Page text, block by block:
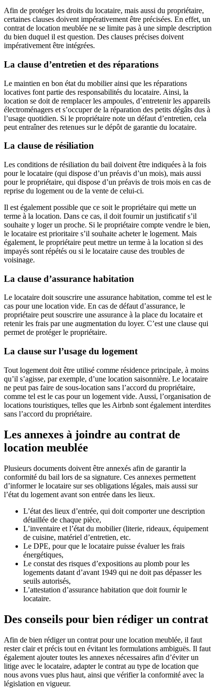
Afin de protéger les droits du locataire, mais aussi du propriétaire,
certaines clauses doivent impérativement être précisées. En effet, un
contrat de location meublée ne se limite pas à une simple description
du bien duquel il est question. Des clauses précises doivent
impérativement être intégrées.
La clause d’entretien et des réparations
Le maintien en bon état du mobilier ainsi que les réparations
locatives font partie des responsabilités du locataire. Ainsi, la
location se doit de remplacer les ampoules, d’entretenir les appareils
électroménagers et s’occuper de la réparation des petits dégâts dus à
l’usage quotidien. Si le propriétaire note un défaut d’entretien, cela
peut entraîner des retenues sur le dépôt de garantie du locataire.
La clause de résiliation
Les conditions de résiliation du bail doivent être indiquées à la fois
pour le locataire (qui dispose d’un préavis d’un mois), mais aussi
pour le propriétaire, qui dispose d’un préavis de trois mois en cas de
reprise du logement ou de la vente de celui-ci.
Il est également possible que ce soit le propriétaire qui mette un
terme à la location. Dans ce cas, il doit fournir un justificatif s’il
souhaite y loger un proche. Si le propriétaire compte vendre le bien,
le locataire est prioritaire s’il souhaite acheter le logement. Mais
également, le propriétaire peut mettre un terme à la location si des
impayés sont répétés ou si le locataire cause des troubles de
voisinage.
La clause d’assurance habitation
Le locataire doit souscrire une assurance habitation, comme tel est le
cas pour une location vide. En cas de défaut d’assurance, le
propriétaire peut souscrire une assurance à la place du locataire et
retenir les frais par une augmentation du loyer. C’est une clause qui
permet de protéger le propriétaire.
La clause sur l’usage du logement
Tout logement doit être utilisé comme résidence principale, à moins
qu’il s’agisse, par exemple, d’une location saisonnière. Le locataire
ne peut pas faire de sous-location sans l’accord du propriétaire,
comme tel est le cas pour un logement vide. Aussi, l’organisation de
locations touristiques, telles que les Airbnb sont également interdites
sans l’accord du propriétaire.
Les annexes à joindre au contrat de
location meublée
Plusieurs documents doivent être annexés afin de garantir la
conformité du bail lors de sa signature. Ces annexes permettent
d’informer le locataire sur ses obligations légales, mais aussi sur
l’état du logement avant son entrée dans les lieux.
L’état des lieux d’entrée, qui doit comporter une description
détaillée de chaque pièce,
L’inventaire et l’état du mobilier (literie, rideaux, équipement
de cuisine, matériel d’entretien, etc.
Le DPE, pour que le locataire puisse évaluer les frais
énergétiques,
Le constat des risques d’expositions au plomb pour les
logements datant d’avant 1949 qui ne doit pas dépasser les
seuils autorisés,
L’attestation d’assurance habitation que doit fournir le
locataire.
Des conseils pour bien rédiger un contrat
Afin de bien rédiger un contrat pour une location meublée, il faut
rester clair et précis tout en évitant les formulations ambiguës. Il faut
également ajouter toutes les annexes nécessaires afin d’éviter un
litige avec le locataire, adapter le contrat au type de location que
nous avons vues plus haut, ainsi que vérifier la conformité avec la
législation en vigueur.